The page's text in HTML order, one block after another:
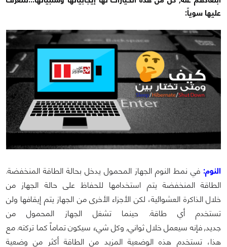
عليها سوياً:
النوم: في نمط النوم الجهاز المحمول يدخل بحالة الطاقة المنخفضة.
الطاقة المنخفضة يتم استخدامها للحفاظ على حالة الجهاز من
خلال الذاكرة العشوائية، لكن الأجزاء الأخرى من الجهاز يتم إيقافها ولن
تستخدم أي طاقة. حينما تشغل الجهاز المحمول من
جديد, فإنه سيعمل خلال ثواني, وكل شيء سيكون تماماً كما تركته. مع
هذا، تستخدم هذه الوضعية المزيد من الطاقة أكثر من وضعية